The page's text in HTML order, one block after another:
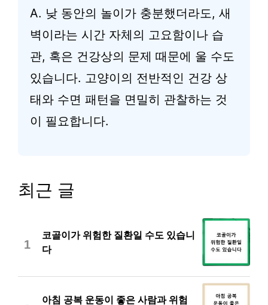
A. 낮 동안의 놀이가 충분했더라도, 새
벽이라는 시간 자체의 고요함이나 습
관, 혹은 건강상의 문제 때문에 울 수도
있습니다. 고양이의 전반적인 건강 상
태와 수면 패턴을 면밀히 관찰하는 것
이 필요합니다.
최근 글
1
코골이가 위험한 질환일 수도 있습니
다
아침 공복 운동이 좋은 사람과 위험